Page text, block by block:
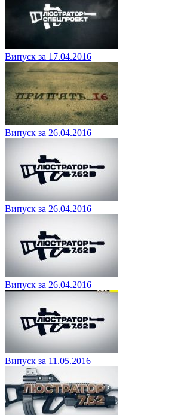
Випуск за 17.04.2016
Випуск за 26.04.2016
Випуск за 26.04.2016
Випуск за 26.04.2016
Випуск за 11.05.2016